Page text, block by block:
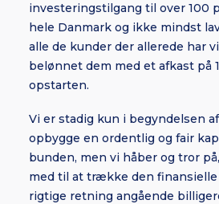
investeringstilgang til over 100
hele Danmark og ikke mindst
alle de kunder der allerede har
belønnet dem med et afkast på
opstarten.
Vi er stadig kun i begyndelsen
opbygge en ordentlig og fair
bunden, men vi håber og tror
med til at trække den finansielle
rigtige retning angående